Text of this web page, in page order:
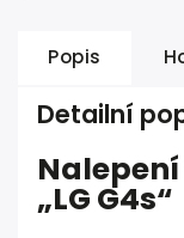
Popis
Detailní
„LG G4s“